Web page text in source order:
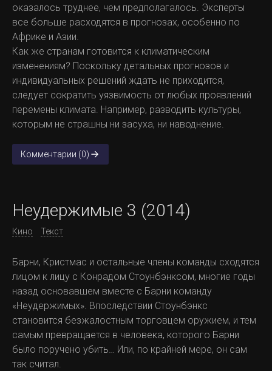
оказалось труднее, чем предполагалось. Эксперты
все больше расходятся в прогнозах, особенно по
Африке и Азии.
Как же странам готовится к климатическим
изменениям? Поскольку детальных прогнозов и
индивидуальных решений ждать не приходится,
следует сократить уязвимость от любых проявлений
перемены климата. Например, разводить культуры,
которым не страшны ни засуха, ни наводнение.
Комментарии (0)
Неудержимые 3 (2014)
Кино Текст
Барни, Кристмас и остальные члены команды сходятся
лицом к лицу с Конрадом Стоунбэнксом, многие годы
назад основавшем вместе с Барни команду
«Неудержимых». Впоследствии Стоунбэнкс
становится безжалостным торговцем оружием, и тем
самым превращается в человека, которого Барни
было поручено убить… Или, по крайней мере, он сам
так считал.